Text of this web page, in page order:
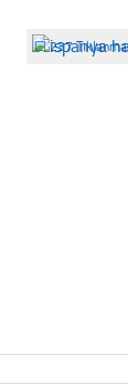
☐237 Tıklanma